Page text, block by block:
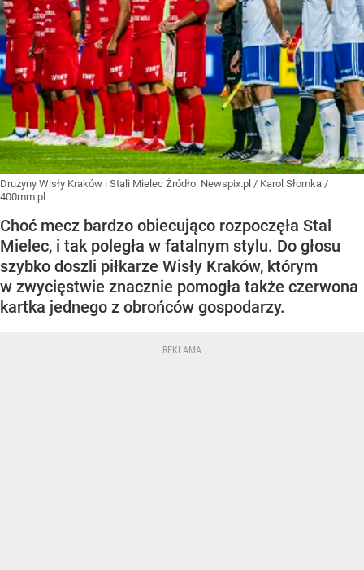
Drużyny Wisły Kraków i Stali Mielec Źródło: Newspix.pl / Karol Słomka /
400mm.pl
Choć mecz bardzo obiecująco rozpoczęła Stal
Mielec, i tak poległa w fatalnym stylu. Do głosu
szybko doszli piłkarze Wisły Kraków, którym
w zwycięstwie znacznie pomogła także czerwona
kartka jednego z obrońców gospodarzy.